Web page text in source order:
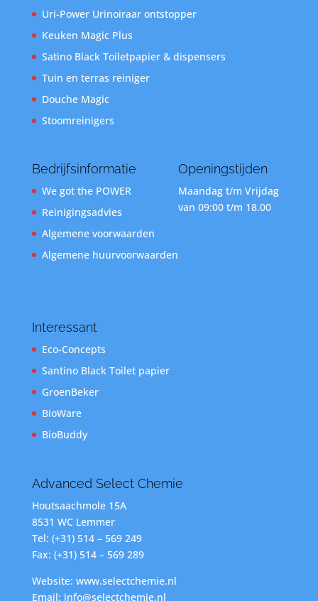
Uri-Power Urinoiraar ontstopper
Keuken Magic Plus
Satino Black Toiletpapier & dispensers
Tuin en terras reiniger
Douche Magic
Stoomreinigers
Bedrijfsinformatie
We got the POWER
Reinigingsadvies
Algemene voorwaarden
Algemene huurvoorwaarden
Openingstijden
Maandag t/m Vrijdag
van 09:00 t/m 18.00
Interessant
Eco-Concepts
Santino Black Toilet papier
GroenBeker
BioWare
BioBuddy
Advanced Select Chemie
Houtsaachmole 15A
8531 WC Lemmer
Tel: (+31) 514 – 569 249
Fax: (+31) 514 – 569 289
Website: www.selectchemie.nl
Email: info@selectchemie.nl